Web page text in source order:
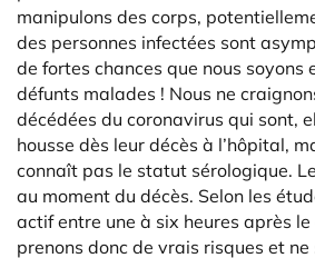
manipulons des corps,
des personnes infectées sont
de fortes chances que nous soyons
défunts malades ! Nous ne
décédées du coronavirus qui sont,
housse dès leur décès à l’hôpital,
connaît pas le statut sérologique.
au moment du décès. Selon les
actif entre une à six heures après
prenons donc de vrais risques et ne